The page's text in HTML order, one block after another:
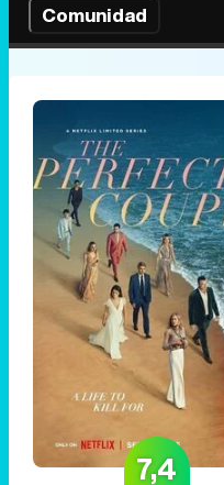
Comunidad
7,4